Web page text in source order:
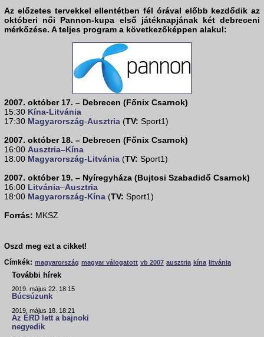
Az előzetes tervekkel ellentétben fél órával előbb kezdődik az
októberi női Pannon-kupa első játéknapjának két debreceni
mérkőzése. A teljes program a következőképpen alakul:
2007. október 17. – Debrecen (Főnix Csarnok)
15:30 Kína-Litvánia
17:30 Magyarország-Ausztria (TV: Sport1)
2007. október 18. – Debrecen (Főnix Csarnok)
16:00 Ausztria–Kína
18:00 Magyarország-Litvánia (TV: Sport1)
2007. október 19. – Nyíregyháza (Bujtosi Szabadidő Csarnok)
16:00 Litvánia–Ausztria
18:00 Magyarország-Kína (TV: Sport1)
Forrás: MKSZ
Oszd meg ezt a cikket!
Címkék: magyarország magyar válogatott vb 2007 ausztria kína litvánia
További hírek
2019. május 22. 18:15
Búcsúzunk
2019. május 18. 18:21
Az ÉRD lett a bajnoki
negyedik